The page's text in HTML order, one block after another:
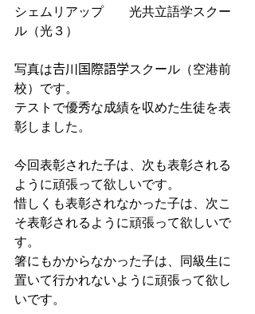
シェムリアップ　　光共立語学スクー
ル（光３）
写真は𠮷川国際語学スクール（空港前
校）です。
テストで優秀な成績を収めた生徒を表
彰しました。
今回表彰された子は、次も表彰される
ように頑張って欲しいです。
惜しくも表彰されなかった子は、次こ
そ表彰されるように頑張って欲しいで
す。
箸にもかからなかった子は、同級生に
置いて行かれないように頑張って欲し
いです。